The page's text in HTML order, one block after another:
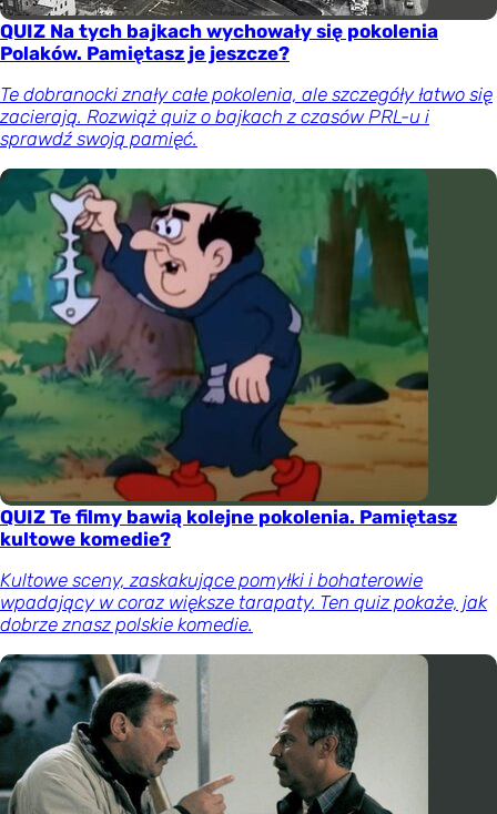
QUIZ Na tych bajkach wychowały się pokolenia
Polaków. Pamiętasz je jeszcze?
Te dobranocki znały całe pokolenia, ale szczegóły łatwo się
zacierają. Rozwiąż quiz o bajkach z czasów PRL-u i
sprawdź swoją pamięć.
QUIZ Te filmy bawią kolejne pokolenia. Pamiętasz
kultowe komedie?
Kultowe sceny, zaskakujące pomyłki i bohaterowie
wpadający w coraz większe tarapaty. Ten quiz pokaże, jak
dobrze znasz polskie komedie.